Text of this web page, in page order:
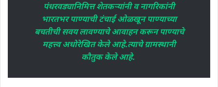
पंधरवड्यानिमित्त शेतकऱ्यांनी व नागरिकांनी
भारतभर पाण्याची टंचाई ओळखून पाण्याच्या
बचतीची सवय लावण्याचे आवाहन करून पाण्याचे
महत्त्व अधोरेखित केले आहे.त्याचे ग्रामस्थानी
कौतुक केले आहे.